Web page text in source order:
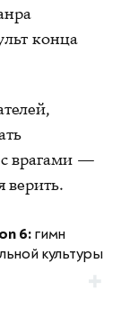
конца
с врагами —
верить.
6:гимн
культуры